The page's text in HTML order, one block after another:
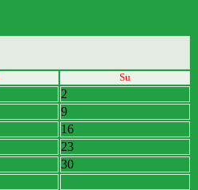
Su
2
9
16
23
30